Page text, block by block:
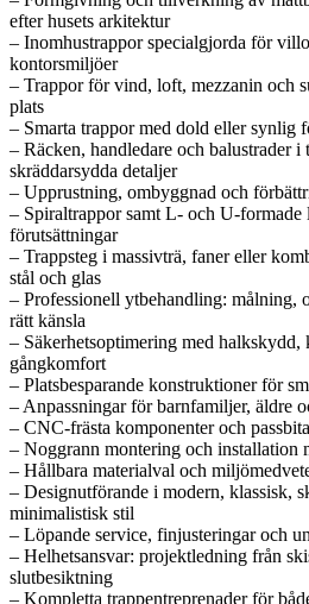
efter husets arkitektur
– Inomhustrappor specialgjorda för
kontorsmiljöer
– Trappor för vind, loft, mezzanin och
plats
– Smarta trappor med dold eller synlig
– Räcken, handledare och balustrader i
skräddarsydda detaljer
– Upprustning, ombyggnad och
– Spiraltrappor samt L- och U-formade
förutsättningar
– Trappsteg i massivträ, faner eller
stål och glas
– Professionell ytbehandling: målning,
rätt känsla
– Säkerhetsoptimering med halkskydd,
gångkomfort
– Platsbesparande konstruktioner för
– Anpassningar för barnfamiljer, äldre
– CNC-frästa komponenter och
– Noggrann montering och installation
– Hållbara materialval och
– Designutförande i modern, klassisk,
minimalistisk stil
– Löpande service, finjusteringar och
– Helhetsansvar: projektledning från
slutbesiktning
– Kompletta trappentreprenader för